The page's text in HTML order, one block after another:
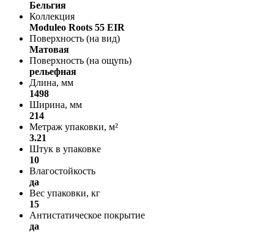
Бельгия
Коллекция
Moduleo Roots 55 EIR
Поверхность (на вид)
Матовая
Поверхность (на ощупь)
рельефная
Длина, мм
1498
Ширина, мм
214
Метраж упаковки, м²
3.21
Штук в упаковке
10
Влагостойкость
да
Вес упаковки, кг
15
Антистатическое покрытие
да